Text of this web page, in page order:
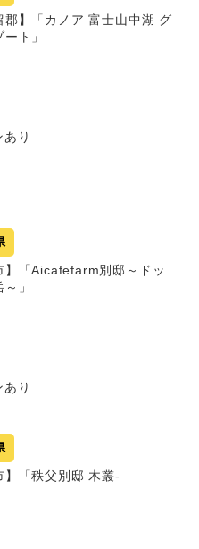
郡】「カノア 富士山中湖 グ
ト」
り
】「Aicafefarm別邸～ドッ
」
り
】「秩父別邸 木叢-